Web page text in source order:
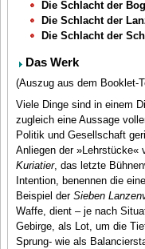
Die Schlacht der
Die Schlacht der
Die Schlacht der
Das Werk
(Auszug aus dem Booklet-
Viele Dinge sind in einem
zugleich eine Aussage
Politik und Gesellschaft
Anliegen der »Lehrstücke«
Kuriatier, das letzte
Intention, benennen die
Beispiel der Sieben
Waffe, dient – je nach
Gebirge, als Lot, um die
Sprung- wie als